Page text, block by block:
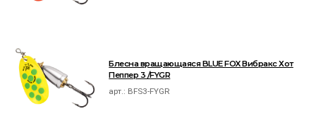
Блесна вращающаяся BLUE FOX Вибракс Хот
Пеппер 3 /FYGR
арт.: BFS3-FYGR